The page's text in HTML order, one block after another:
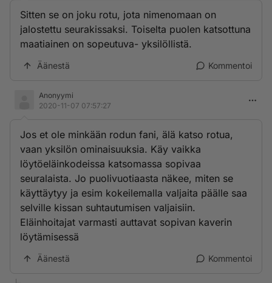
Sitten se on joku rotu, jota nimenomaan on
jalostettu seurakissaksi. Toiselta puolen katsottuna
maatiainen on sopeutuva- yksilöllistä.
Äänestä Kommentoi
Anonyymi
2020-11-07 07:57:27
Jos et ole minkään rodun fani, älä katso rotua,
vaan yksilön ominaisuuksia. Käy vaikka
löytöeläinkodeissa katsomassa sopivaa
seuralaista. Jo puolivuotiaasta näkee, miten se
käyttäytyy ja esim kokeilemalla valjaita päälle saa
selville kissan suhtautumisen valjaisiin.
Eläinhoitajat varmasti auttavat sopivan kaverin
löytämisessä
Äänestä Kommentoi